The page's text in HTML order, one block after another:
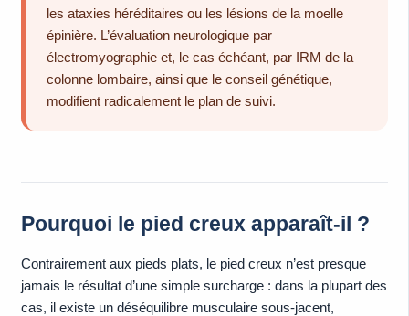
les ataxies héréditaires ou les lésions de la moelle
épinière. L’évaluation neurologique par
électromyographie et, le cas échéant, par IRM de la
colonne lombaire, ainsi que le conseil génétique,
modifient radicalement le plan de suivi.
Pourquoi le pied creux apparaît-il ?
Contrairement aux pieds plats, le pied creux n’est presque
jamais le résultat d’une simple surcharge : dans la plupart des
cas, il existe un déséquilibre musculaire sous-jacent,